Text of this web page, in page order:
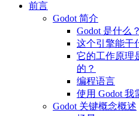
前言
Godot 简介
Godot 是什么？
这个引擎能干
它的工作原理
的？
编程语言
使用 Godot 我
Godot 关键概念概述